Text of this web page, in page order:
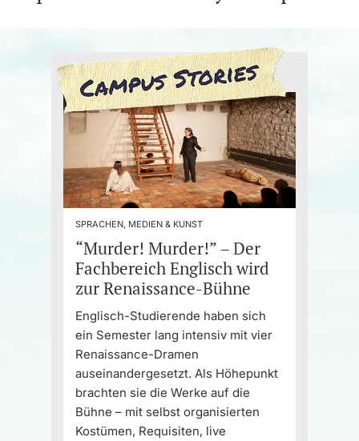
SPRACHEN, MEDIEN & KUNST
“Murder! Murder!” – Der
Fachbereich Englisch wird
zur Renaissance-Bühne
Englisch-Studierende haben sich
ein Semester lang intensiv mit vier
Renaissance-Dramen
auseinandergesetzt. Als Höhepunkt
brachten sie die Werke auf die
Bühne – mit selbst organisierten
Kostümen, Requisiten, live